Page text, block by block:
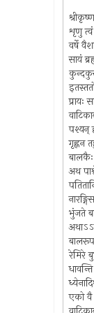
शृणु त्वं
वर्षे
सायं
प्रायः
पश्यन्
गृह्णन
अथ
भुंजते
रेमिरे
एको वै